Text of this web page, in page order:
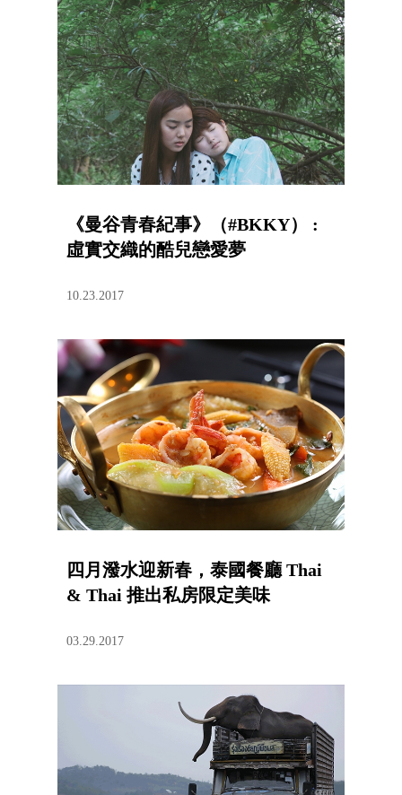
《曼谷青春紀事》（#BKKY） :
虛實交織的酷兒戀愛夢
10.23.2017
四月潑水迎新春，泰國餐廳 Thai
& Thai 推出私房限定美味
03.29.2017